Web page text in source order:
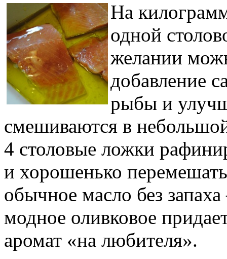
На
одной
желании
добавление
рыбы и
смешиваются в
4 столовые ложки
и хорошенько
обычное масло без
модное оливковое
аромат «на любителя».